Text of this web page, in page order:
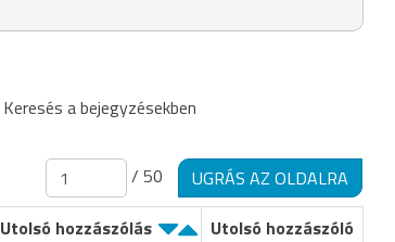
Keresés a bejegyzésekben
/ 50
UGRÁS AZ OLDALRA
Utolsó hozzászólás
Utolsó hozzászóló